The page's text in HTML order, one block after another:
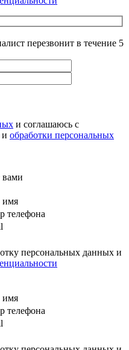
перезвонит в течение 5
и соглашаюсь с
и обработки персональных
вами
имя
телефона
персональных данных и
имя
телефона